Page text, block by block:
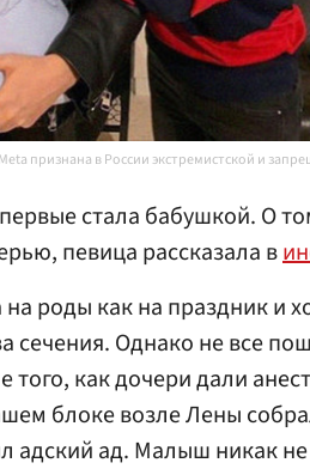
признана в России экстремистской и
стала бабушкой. О
певица рассказала в
роды как на праздник и
сечения. Однако не все
того, как дочери дали
блоке возле Лены
адский ад. Малыш никак